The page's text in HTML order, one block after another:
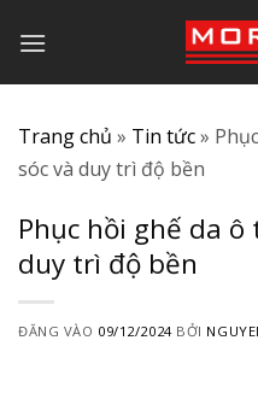
qua
nội
Trang chủ » Tin tức»
sóc và duy trì độ bền
Phục hồi ghế da ô
duy trì độ bền
ĐĂNG VÀO 09/12/2024 BỞI